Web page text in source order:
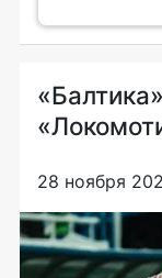
28 ноября